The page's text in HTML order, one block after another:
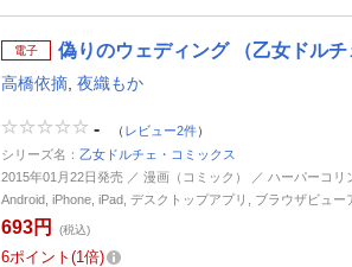
電子 偽りのウェディング （乙女ドル
高橋依摘 夜織もか
- （ レビュー2件）
シリーズ名： 乙女ドルチェ・コミックス
2015年01月22日発売 ／ 漫画（コミック） ／ ハーパーコ
Android, iPhone, iPad, デスクトップアプリ, ブラウザビュー
693円 (税込)
6ポイント 1倍